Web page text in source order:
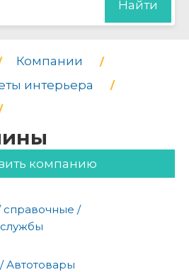
Найти
Компании
интерьера
компанию
/
Автотовары